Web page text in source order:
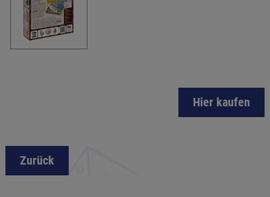
Hier kaufen
Zurück